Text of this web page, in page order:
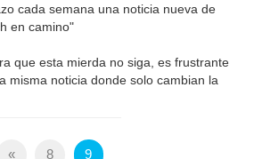
cada semana una noticia nueva de
en camino"
que esta mierda no siga, es frustrante
misma noticia donde solo cambian la
« 8 9